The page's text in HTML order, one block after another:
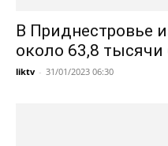
В Приднестровье
около 63,8
liktv - 31/01/2023 06:30